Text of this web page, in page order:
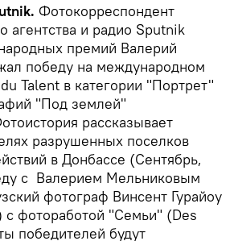
Фотокорреспондент
агентства и радио Sputnik
премий Валерий
победу на международном
Talent в категории "Портрет"
"Под землей"
рассказывает
разрушенных поселков
в Донбассе (Сентябрь,
с Валерием Мельниковым
фотограф Винсент Гурайоу
фотоработой "Семьи" (Des
победителей будут